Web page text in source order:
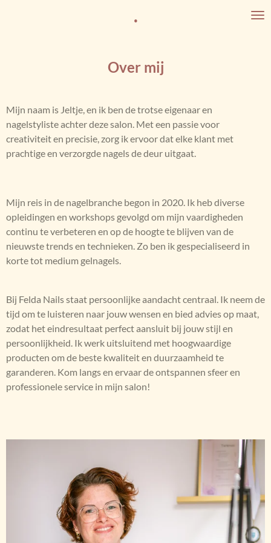
.
Over mij
Mijn naam is Jeltje, en ik ben de trotse eigenaar en
nagelstyliste achter deze salon. Met een passie voor
creativiteit en precisie, zorg ik ervoor dat elke klant met
prachtige en verzorgde nagels de deur uitgaat.
Mijn reis in de nagelbranche begon in 2020. Ik heb diverse
opleidingen en workshops gevolgd om mijn vaardigheden
continu te verbeteren en op de hoogte te blijven van de
nieuwste trends en technieken. Zo ben ik gespecialiseerd in
korte tot medium gelnagels.
Bij Felda Nails staat persoonlijke aandacht centraal. Ik neem de
tijd om te luisteren naar jouw wensen en bied advies op maat,
zodat het eindresultaat perfect aansluit bij jouw stijl en
persoonlijkheid. Ik werk uitsluitend met hoogwaardige
producten om de beste kwaliteit en duurzaamheid te
garanderen. Kom langs en ervaar de ontspannen sfeer en
professionele service in mijn salon!